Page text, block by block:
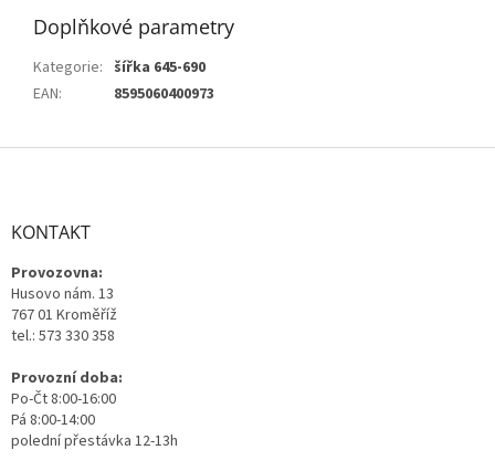
Doplňkové parametry
Kategorie: šířka 645-690
EAN: 8595060400973
Z
KONTAKT
Provozovna:
Husovo nám. 13
767 01 Kroměříž
tel.: 573 330 358
Provozní doba:
Po-Čt 8:00-16:00
Pá 8:00-14:00
polední přestávka 12-13h